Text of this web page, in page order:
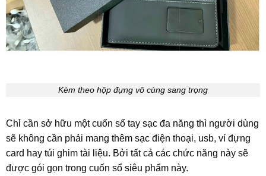
Kèm theo hộp đựng vô cùng sang trọng
Chỉ cần sở hữu một cuốn sổ tay sạc đa năng thì người dùng
sẽ không cần phải mang thêm sạc điện thoại, usb, ví đựng
card hay túi ghim tài liệu. Bởi tất cả các chức năng này sẽ
được gói gọn trong cuốn sổ siêu phẩm này.